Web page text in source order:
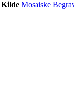
Kilde Mosaiske